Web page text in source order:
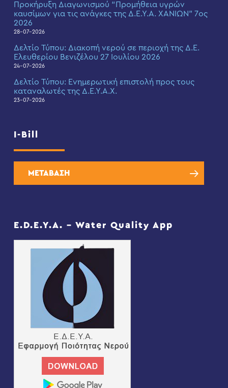
Προκήρυξη Διαγωνισμού “Προμήθεια υγρών
καυσίμων για τις ανάγκες της Δ.Ε.Υ.Α. ΧΑΝΙΩΝ” 7ος
2026
28-07-2026
Δελτίο Τύπου: Διακοπή νερού σε περιοχή της Δ.Ε.
Ελευθερίου Βενιζέλου 27 Ιουλίου 2026
24-07-2026
Δελτίο Τύπου: Eνημερωτική επιστολή προς τους
καταναλωτές της Δ.Ε.Υ.Α.Χ.
23-07-2026
I-Bill
ΜΕΤΑΒΑΣΗ
E.D.E.Y.A. – Water Quality App